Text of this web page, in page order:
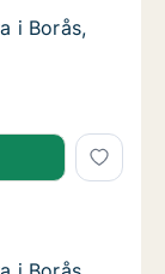
i Borås,
i Borås,
i Borås,
i Borås,